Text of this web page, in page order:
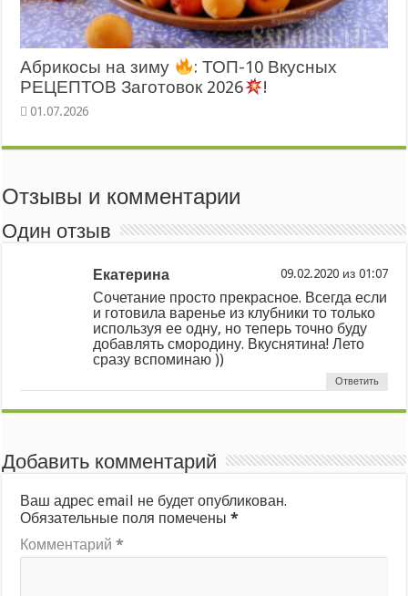
Абрикосы на зиму
: ТОП-10 Вкусных
РЕЦЕПТОВ Заготовок 2026
!
Отзывы и комментарии
Один отзыв
Екатерина из
Сочетание просто прекрасное. Всегда если
и готовила варенье из клубники то только
используя ее одну, но теперь точно буду
добавлять смородину. Вкуснятина! Лето
сразу вспоминаю ))
Ответить
Добавить комментарий
Ваш адрес email не будет опубликован.
Обязательные поля помечены*
Комментарий*